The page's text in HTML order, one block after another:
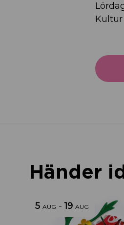
Kultur
Händer
5 AUG -19 AUG